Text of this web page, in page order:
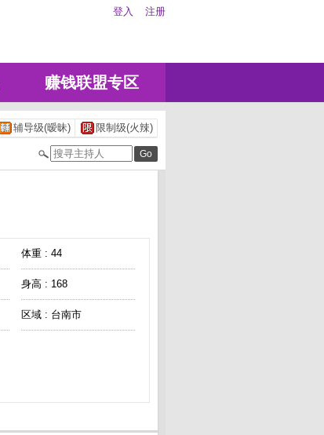
登入 注册
赚钱联盟专区
辅导级(暧昧) 限制级(火辣)
体重 : 44
身高 : 168
区域 : 台南市